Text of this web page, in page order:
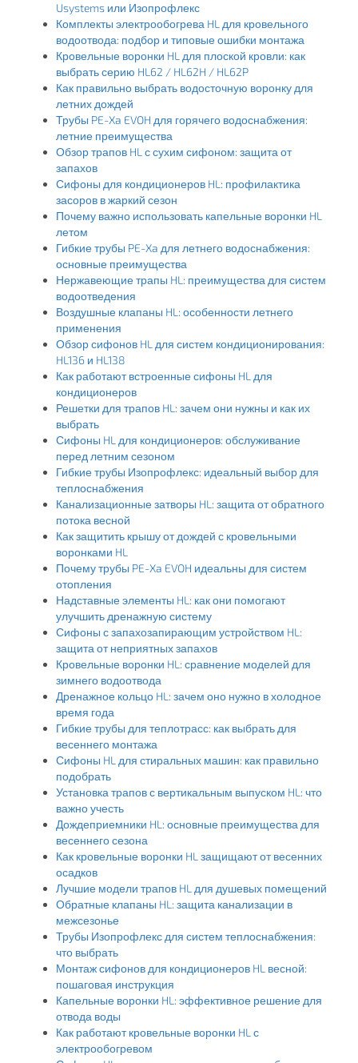
Usystems или Изопрофлекс
Комплекты электрообогрева HL для кровельного
водоотвода: подбор и типовые ошибки монтажа
Кровельные воронки HL для плоской кровли: как
выбрать серию HL62 / HL62H / HL62P
Как правильно выбрать водосточную воронку для
летних дождей
Трубы PE-Xa EVOH для горячего водоснабжения:
летние преимущества
Обзор трапов HL с сухим сифоном: защита от
запахов
Сифоны для кондиционеров HL: профилактика
засоров в жаркий сезон
Почему важно использовать капельные воронки HL
летом
Гибкие трубы PE-Xa для летнего водоснабжения:
основные преимущества
Нержавеющие трапы HL: преимущества для систем
водоотведения
Воздушные клапаны HL: особенности летнего
применения
Обзор сифонов HL для систем кондиционирования:
HL136 и HL138
Как работают встроенные сифоны HL для
кондиционеров
Решетки для трапов HL: зачем они нужны и как их
выбрать
Сифоны HL для кондиционеров: обслуживание
перед летним сезоном
Гибкие трубы Изопрофлекс: идеальный выбор для
теплоснабжения
Канализационные затворы HL: защита от обратного
потока весной
Как защитить крышу от дождей с кровельными
воронками HL
Почему трубы PE-Xa EVOH идеальны для систем
отопления
Надставные элементы HL: как они помогают
улучшить дренажную систему
Сифоны с запахозапирающим устройством HL:
защита от неприятных запахов
Кровельные воронки HL: сравнение моделей для
зимнего водоотвода
Дренажное кольцо HL: зачем оно нужно в холодное
время года
Гибкие трубы для теплотрасс: как выбрать для
весеннего монтажа
Сифоны HL для стиральных машин: как правильно
подобрать
Установка трапов с вертикальным выпуском HL: что
важно учесть
Дождеприемники HL: основные преимущества для
весеннего сезона
Как кровельные воронки HL защищают от весенних
осадков
Лучшие модели трапов HL для душевых помещений
Обратные клапаны HL: защита канализации в
межсезонье
Трубы Изопрофлекс для систем теплоснабжения:
что выбрать
Монтаж сифонов для кондиционеров HL весной:
пошаговая инструкция
Капельные воронки HL: эффективное решение для
отвода воды
Как работают кровельные воронки HL с
электрообогревом